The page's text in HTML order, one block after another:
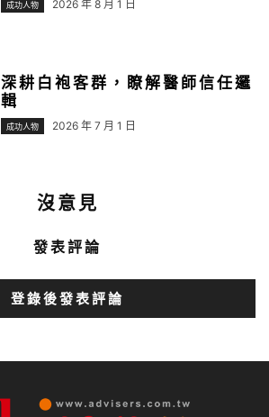
成功人物 2026 年 8 月 1 日
深耕白袍客群，瞭解醫師信任邏
輯
成功人物 2026 年 7 月 1 日
沒意見
發表評論
登錄後發表評論